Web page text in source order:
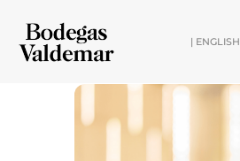
contenido
| ENGLISH